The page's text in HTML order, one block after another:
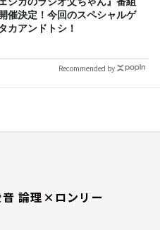
催決定！今回のスペシャルゲ
カアンドトシ！
Recommended by
音 論理×ロンリー